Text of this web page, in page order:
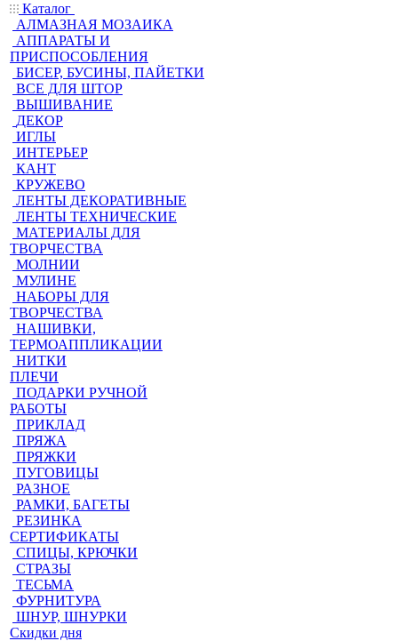
Каталог
АЛМАЗНАЯ МОЗАИКА
АППАРАТЫ И
ПРИСПОСОБЛЕНИЯ
БИСЕР, БУСИНЫ, ПАЙЕТКИ
ВСЕ ДЛЯ ШТОР
ВЫШИВАНИЕ
ДЕКОР
ИГЛЫ
ИНТЕРЬЕР
КАНТ
КРУЖЕВО
ЛЕНТЫ ДЕКОРАТИВНЫЕ
ЛЕНТЫ ТЕХНИЧЕСКИЕ
МАТЕРИАЛЫ ДЛЯ
ТВОРЧЕСТВА
МОЛНИИ
МУЛИНЕ
НАБОРЫ ДЛЯ
ТВОРЧЕСТВА
НАШИВКИ,
ТЕРМОАППЛИКАЦИИ
НИТКИ
ПЛЕЧИ
ПОДАРКИ РУЧНОЙ
РАБОТЫ
ПРИКЛАД
ПРЯЖА
ПРЯЖКИ
ПУГОВИЦЫ
РАЗНОЕ
РАМКИ, БАГЕТЫ
РЕЗИНКА
СЕРТИФИКАТЫ
СПИЦЫ, КРЮЧКИ
СТРАЗЫ
ТЕСЬМА
ФУРНИТУРА
ШНУР, ШНУРКИ
Скидки дня